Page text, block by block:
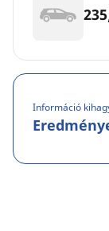
Információ